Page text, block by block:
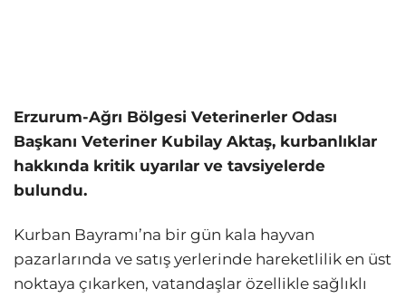
Erzurum-Ağrı Bölgesi Veterinerler Odası
Başkanı Veteriner Kubilay Aktaş, kurbanlıklar
hakkında kritik uyarılar ve tavsiyelerde
bulundu.
Kurban Bayramı’na bir gün kala hayvan
pazarlarında ve satış yerlerinde hareketlilik en üst
noktaya çıkarken, vatandaşlar özellikle sağlıklı